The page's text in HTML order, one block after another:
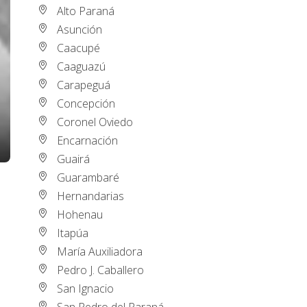
Alto Paraná
Asunción
Caacupé
Caaguazú
Carapeguá
Concepción
Coronel Oviedo
Encarnación
Guairá
Guarambaré
Hernandarias
Hohenau
Itapúa
María Auxiliadora
Pedro J. Caballero
San Ignacio